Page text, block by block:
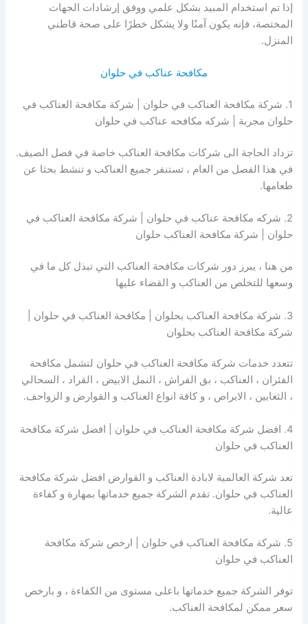
إذا تم استخدام المبيد بشكل علمي ووفق إرشادات الجهات
المختصة، فإنه يكون آمنًا ولا يشكل خطرًا على صحة قاطني
المنزل.
مكافحة عناكب في حلوان
1. شركة مكافحة العناكب في حلوان | شركة مكافحة العناكب في
حلوان مجربة | شركه مكافحه عناكب في حلوان
تزداد الحاجة الى شركات مكافحة العناكب خاصة في فصل الصيف.
في هذا الفصل من العام ، تستنفر جميع العناكب و تنشط بحثا عن
طعامها.
2. شركه مكافحة عناكب في حلوان | شركة مكافحة العناكب في
حلوان | شركة مكافحة العناكب حلوان
من هنا ، يبرز دور شركات مكافحة العناكب التي تبذل كل ما في
وسعها للتخلص من العناكب و القضاء عليها
3. شركة مكافحة العناكب بحلوان | مكافحة العناكب في حلوان |
شركة مكافحة العناكب بحلوان
تتعدد خدمات شركة مكافحة العناكب في حلوان لتشمل مكافحة
الفئران ، العناكب ، بق الفراش ، النمل الابيض ، القراد ، السحالي
، الثعابين ، الابراص ، و كافة انواع العناكب و القوارض و الزواحف.
4. افضل شركة مكافحة العناكب في حلوان | افضل شركة مكافحة
العناكب في حلوان
تعد شركة العالمية لابادة العناكب و القوارض افضل شركة مكافحة
العناكب في حلوان. تقدم الشركة جميع خدماتها بمهارة و كفاءة
عالية.
5. شركة مكافحة العناكب في حلوان | ارخص شركة مكافحة
العناكب في حلوان
توفر الشركة جميع خدماتها باعلى مستوى من الكفاءة ، و بارخص
سعر ممكن لمكافحة العناكب.